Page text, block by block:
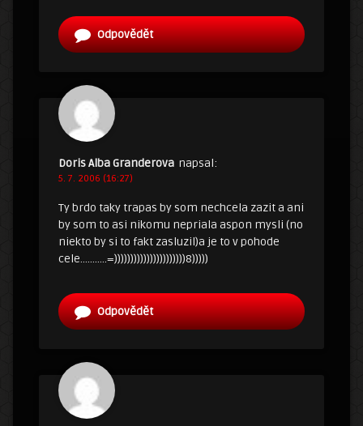
Odpovědět
Doris Alba Granderova napsal:
5. 7. 2006 (16:27)
Ty brdo taky trapas by som nechcela zazit a ani
by som to asi nikomu nepriala aspon mysli (no
niekto by si to fakt zasluzil)a je to v pohode
cele………..=))))))))))))))))))))))8)))))
Odpovědět